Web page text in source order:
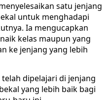
satu jenjang
untuk menghadapi
Ia mengucapkan
kelas maupun yang
ke jenjang yang lebih
dipelajari di jenjang
yang lebih baik bagi